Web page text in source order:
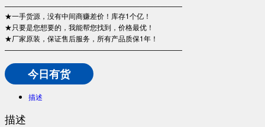
—————————————————————————
★一手货源，没有中间商赚差价！库存1个亿！
★只要是您想要的，我能帮您找到，价格最优！
★厂家原装，保证售后服务，所有产品质保1年！
—————————————————————————
今日有货
描述
描述